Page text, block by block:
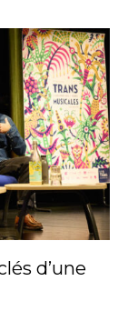
d’une